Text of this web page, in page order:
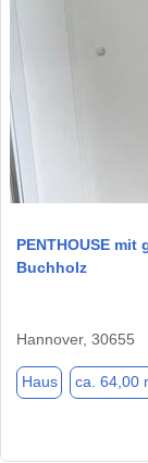
PENTHOUSE
Buchholz
Hannover, 30655
Haus ca. 64,00